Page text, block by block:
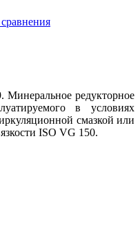
Минеральное редукторное
в условиях
смазкой или
ISO VG 150.